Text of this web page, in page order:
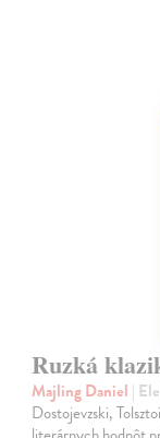
Ruzká
Majling Daniel |
Dostojevzski,